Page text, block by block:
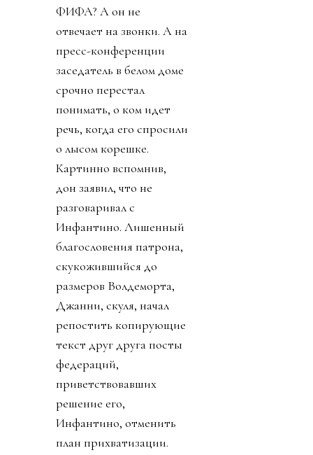
ФИФА? А он не
отвечает на звонки. А на
пресс-конференции
заседатель в белом доме
срочно перестал
понимать, о ком идет
речь, когда его спросили
о лысом корешке.
Картинно вспомнив,
дон заявил, что не
разговаривал с
Инфантино. Лишенный
благословения патрона,
скукожившийся до
размеров Волдеморта,
Джанни, скуля, начал
репостить копирующие
текст друг друга посты
федераций,
приветствовавших
решение его,
Инфантино, отменить
план прихватизации.